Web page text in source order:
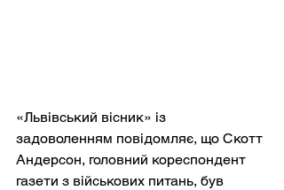
«Львівський вісник» із
задоволенням повідомляє, що Скотт
Андерсон, головний кореспондент
газети з військових питань, був